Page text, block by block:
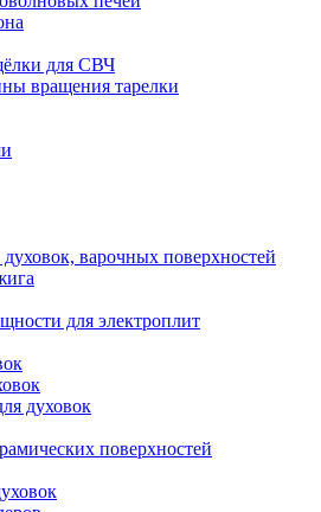
для СВЧ
вращения тарелки
духовок, варочных поверхностей
для электроплит
духовок
поверхностей